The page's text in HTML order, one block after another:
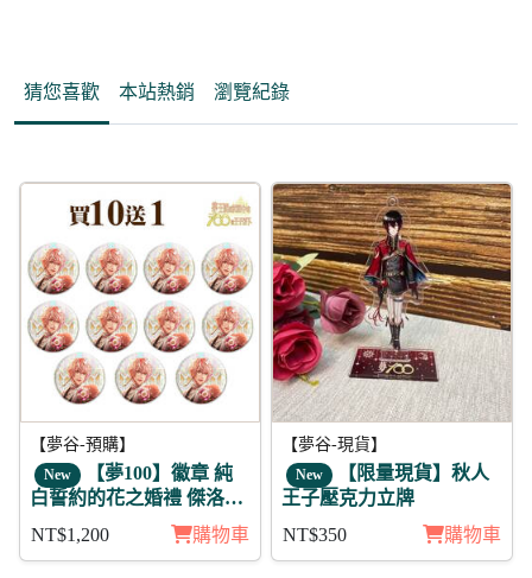
猜您喜歡 本站熱銷 瀏覽紀錄
【夢谷-預購】
New 【夢100】徽章 純
白誓約的花之婚禮 傑洛巴
NT$1,200 購物車
【夢谷-現貨】
New 【限量現貨】秋人
王子壓克力立牌
NT$350
購物車